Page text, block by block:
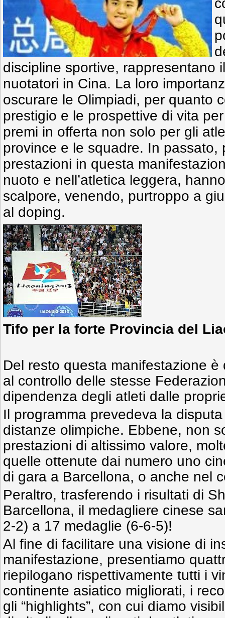
discipline sportive, rappresentano
nuotatori in Cina. La loro
oscurare le Olimpiadi, per quanto
prestigio e le prospettive di vita
premi in offerta non solo per gli
province e le squadre. In passato,
prestazioni in questa
nuoto e nell’atletica leggera,
scalpore, venendo, purtroppo a
al doping.
Tifo per la forte Provincia del
Del resto questa manifestazione
al controllo delle stesse
dipendenza degli atleti dalle
Il programma prevedeva la
distanze olimpiche. Ebbene, non
prestazioni di altissimo valore,
quelle ottenute dai numero uno
di gara a Barcellona, o anche nel
Peraltro, trasferendo i risultati di
Barcellona, il medagliere cinese
2-2) a 17 medaglie (6-6-5)!
Al fine di facilitare una visione di
manifestazione, presentiamo
riepilogano rispettivamente tutti i
continente asiatico migliorati, i
gli “highlights”, con cui diamo